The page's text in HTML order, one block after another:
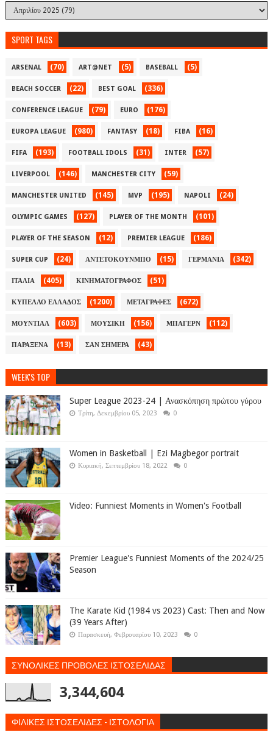
SPORT TAGS
ARSENAL (70) ART@NET (5) BASEBALL (5)
BEACH SOCCER (22) BEST GOAL (336)
CONFERENCE LEAGUE (79) EURO (176)
EUROPA LEAGUE (980) FANTASY (18) FIBA (16)
FIFA (193) FOOTBALL IDOLS (31) INTER (57)
LIVERPOOL (146) MANCHESTER CITY (59)
MANCHESTER UNITED (145) MVP (195) NAPOLI (24)
OLYMPIC GAMES (127) PLAYER OF THE MONTH (101)
PLAYER OF THE SEASON (12) PREMIER LEAGUE (186)
SUPER CUP (24) ΑΝΤΕΤΟΚΟΥΝΜΠΟ (15) ΓΕΡΜΑΝΙΑ (342)
ΙΤΑΛΙΑ (405) ΚΙΝΗΜΑΤΟΓΡΑΦΟΣ (51)
ΚΥΠΕΛΛΟ ΕΛΛΑΔΟΣ (1200) ΜΕΤΑΓΡΑΦΕΣ (672)
ΜΟΥΝΤΙΑΛ (603) ΜΟΥΣΙΚΗ (156) ΜΠΑΓΕΡΝ (112)
ΠΑΡΑΞΕΝΑ (13) ΣΑΝ ΣΗΜΕΡΑ (43)
WEEK'S TOP
Super League 2023-24 | Ανασκόπηση πρώτου γύρου
Τρίτη, Δεκεμβρίου 05, 2023 0
Women in Basketball | Ezi Magbegor portrait
Κυριακή, Σεπτεμβρίου 18, 2022 0
Video: Funniest Moments in Women's Football
Premier League's Funniest Moments of the 2024/25
Season
The Karate Kid (1984 vs 2023) Cast: Then and Now
(39 Years After)
Παρασκευή, Φεβρουαρίου 10, 2023 0
ΣΥΝΟΛΙΚΕΣ ΠΡΟΒΟΛΕΣ ΙΣΤΟΣΕΛΙΔΑΣ
3,344,604
ΦΙΛΙΚΕΣ ΙΣΤΟΣΕΛΙΔΕΣ - ΙΣΤΟΛΟΓΙΑ